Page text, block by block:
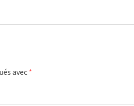
avec*